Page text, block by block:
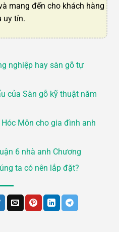
mang đến cho khách hàng
uy tín.
nghiệp hay sàn gỗ tự
của Sàn gỗ kỹ thuật năm
Môn cho gia đình anh
6 nhà anh Chương
ta có nên lắp đặt?